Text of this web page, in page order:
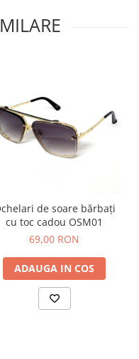
de soare bărbați
cu toc cadou OSM01
69,00 RON
ADAUGA IN COS